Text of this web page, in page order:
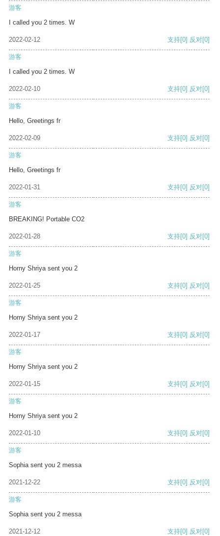
游客
I called you 2 times. W
2022-02-12 支持[0] 反对[0]
游客
I called you 2 times. W
2022-02-10 支持[0] 反对[0]
游客
Hello, Greetings fr
2022-02-09 支持[0] 反对[0]
游客
Hello, Greetings fr
2022-01-31 支持[0] 反对[0]
游客
BREAKING! Portable CO2
2022-01-28 支持[0] 反对[0]
游客
Horny Shriya sent you 2
2022-01-25 支持[0] 反对[0]
游客
Horny Shriya sent you 2
2022-01-17 支持[0] 反对[0]
游客
Horny Shriya sent you 2
2022-01-15 支持[0] 反对[0]
游客
Horny Shriya sent you 2
2022-01-10 支持[0] 反对[0]
游客
Sophia sent you 2 messa
2021-12-22 支持[0] 反对[0]
游客
Sophia sent you 2 messa
2021-12-12 支持[0] 反对[0]